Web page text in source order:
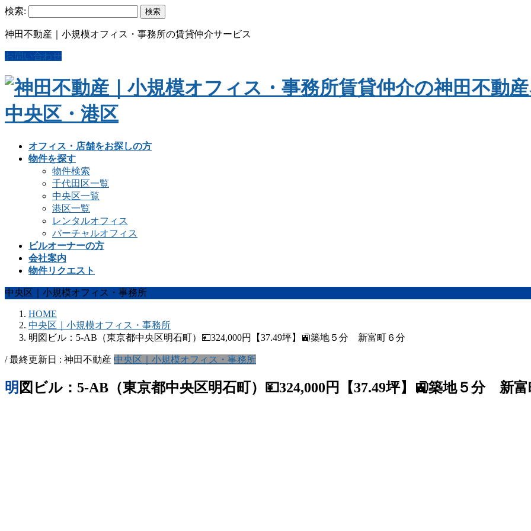
検索:
神田不動産｜小規模オフィス・事務所の賃貸仲介サービス
お問い合わせ
オフィス・店舗をお探しの方
物件を探す
物件検索
千代田区一覧
中央区一覧
港区一覧
レンタルオフィス
バーチャルオフィス
ビルオーナーの方
会社案内
物件リクエスト
中央区｜小規模オフィス・事務所
HOME
中央区｜小規模オフィス・事務所
明図ビル：5-AB（東京都中央区明石町）💴324,000円【37.49坪】🚉築地５分 新富町６分
/ 最終更新日 : 神田不動産 中央区｜小規模オフィス・事務所
明図ビル：5-AB（東京都中央区明石町）💴324,000円【37.49坪】🚉築地５分 新